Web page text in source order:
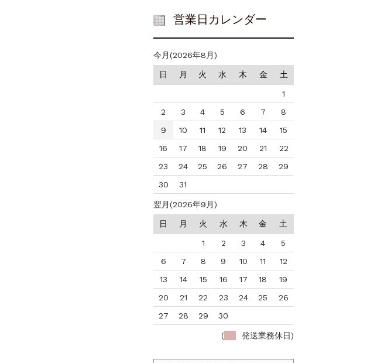
営業日カレンダー
今月(2026年8月)
日 月 火 水 木 金 土
1
2
3 4 5 6 7
8
9
10 11 12 13 14
15
16
17 18 19 20 21
22
23
24 25 26 27 28
29
30
31
翌月(2026年9月)
日 月 火 水 木 金 土
1 2 3 4
5
6
7 8 9 10 11
12
13
14 15 16 17 18
19
20
21 22 23 24 25
26
27
28 29 30
( 発送業務休日)